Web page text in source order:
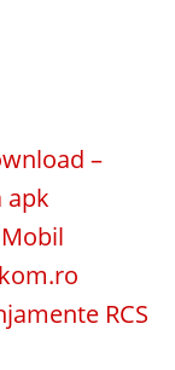
–
apk
RCS